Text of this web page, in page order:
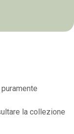
la collezione